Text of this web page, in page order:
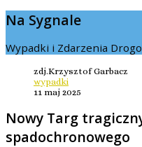
Na Sygnale
Wypadki i Zdarzenia
zdj.Krzysztof Garbacz
wypadki
11 maj 2025
Nowy Targ
spadochronowego